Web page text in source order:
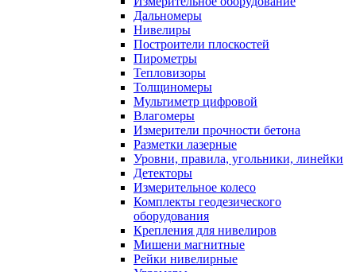
Дальномеры
Нивелиры
Построители плоскостей
Пирометры
Тепловизоры
Толщиномеры
Мультиметр цифровой
Влагомеры
Измерители прочности бетона
Разметки лазерные
Уровни, правила, угольники, линейки
Детекторы
Измерительное колесо
Комплекты геодезического
оборудования
Крепления для нивелиров
Мишени магнитные
Рейки нивелирные